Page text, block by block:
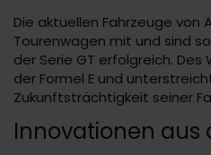
Die aktuellen Fahrzeuge von
Tourenwagen mit und sind
der Serie GT erfolgreich.
der Formel E und
Zukunftsträchtigkeit seiner
Innovationen aus